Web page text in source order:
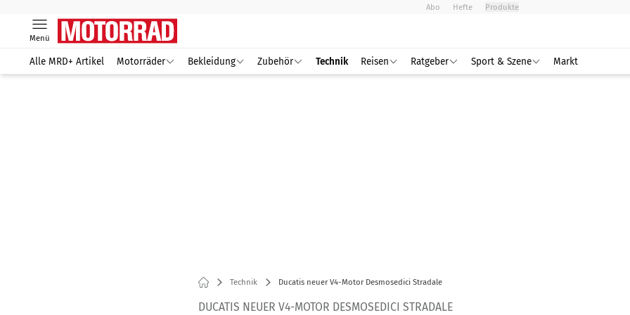
Abo Hefte Produkte
Menü
Alle MRD+ Artikel Motorräder Bekleidung Zubehör Technik Reisen Ratgeber Sport & Szene Markt
Technik Ducatis neuer V4-Motor Desmosedici Stradale
DUCATIS NEUER V4-MOTOR DESMOSEDICI STRADALE